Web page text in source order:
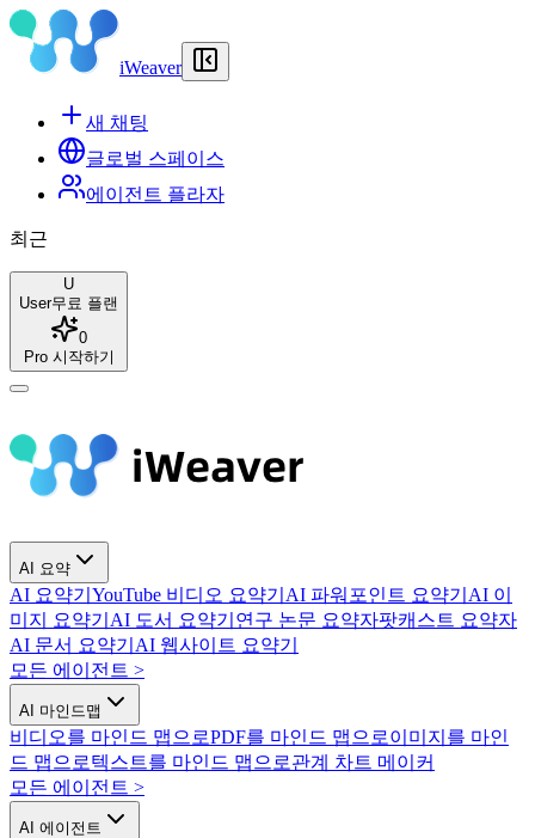
iWeaver
새 채팅
글로벌 스페이스
에이전트 플라자
최근
U
User무료 플랜
0
Pro 시작하기
AI 요약
AI 요약기 YouTube 비디오 요약기 AI 파워포인트 요약기 AI 이
미지 요약기 AI 도서 요약기 연구 논문 요약자팟캐스트 요약자
AI 문서 요약기 AI 웹사이트 요약기
모든 에이전트 >
AI 마인드맵
비디오를 마인드 맵으로PDF를 마인드 맵으로이미지를 마인
드 맵으로텍스트를 마인드 맵으로관계 차트 메이커
모든 에이전트 >
AI 에이전트